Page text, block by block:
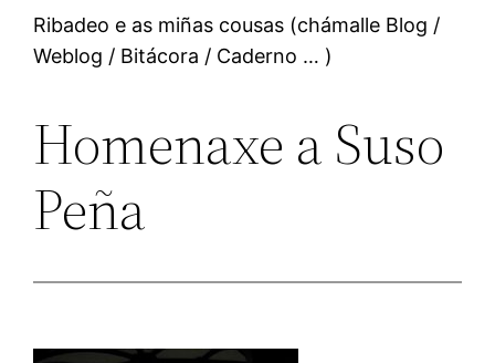
Ribadeo e as miñas cousas (chámalle Blog /
Weblog / Bitácora / Caderno … )
Homenaxe a Suso
Peña